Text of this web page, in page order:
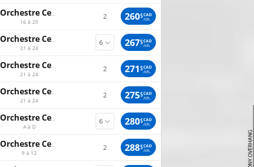
Orchestre Centre
16 à 20
2 260$CAD
/ch.
Orchestre Centre Gauche
21 à 24
267$CAD
/ch.
Orchestre Centre Gauche
21 à 24
2 271$CAD
/ch.
Orchestre Centre Droit
21 à 24
2 275$CAD
/ch.
Orchestre Centre
A à D
280$CAD
/ch.
Orchestre Centre Droit
9 à 12
2 288$CAD
/ch.